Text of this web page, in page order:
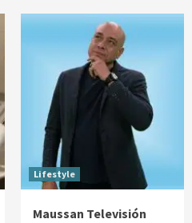
Lifestyle
Maussan Televisión